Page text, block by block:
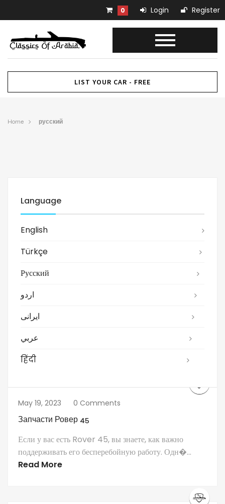
0 Login Register
LIST YOUR CAR - FREE
Home русский
Language
English
Türkçe
Русский
اردو
ایرانی
عربي
हिंदी
May 19, 2023 0 Comments
Запчасти Ровер 45
Если у вас есть Rover 45, вы знаете, как важно
поддерживать его бесперебойную работу. Одн�...
Read More